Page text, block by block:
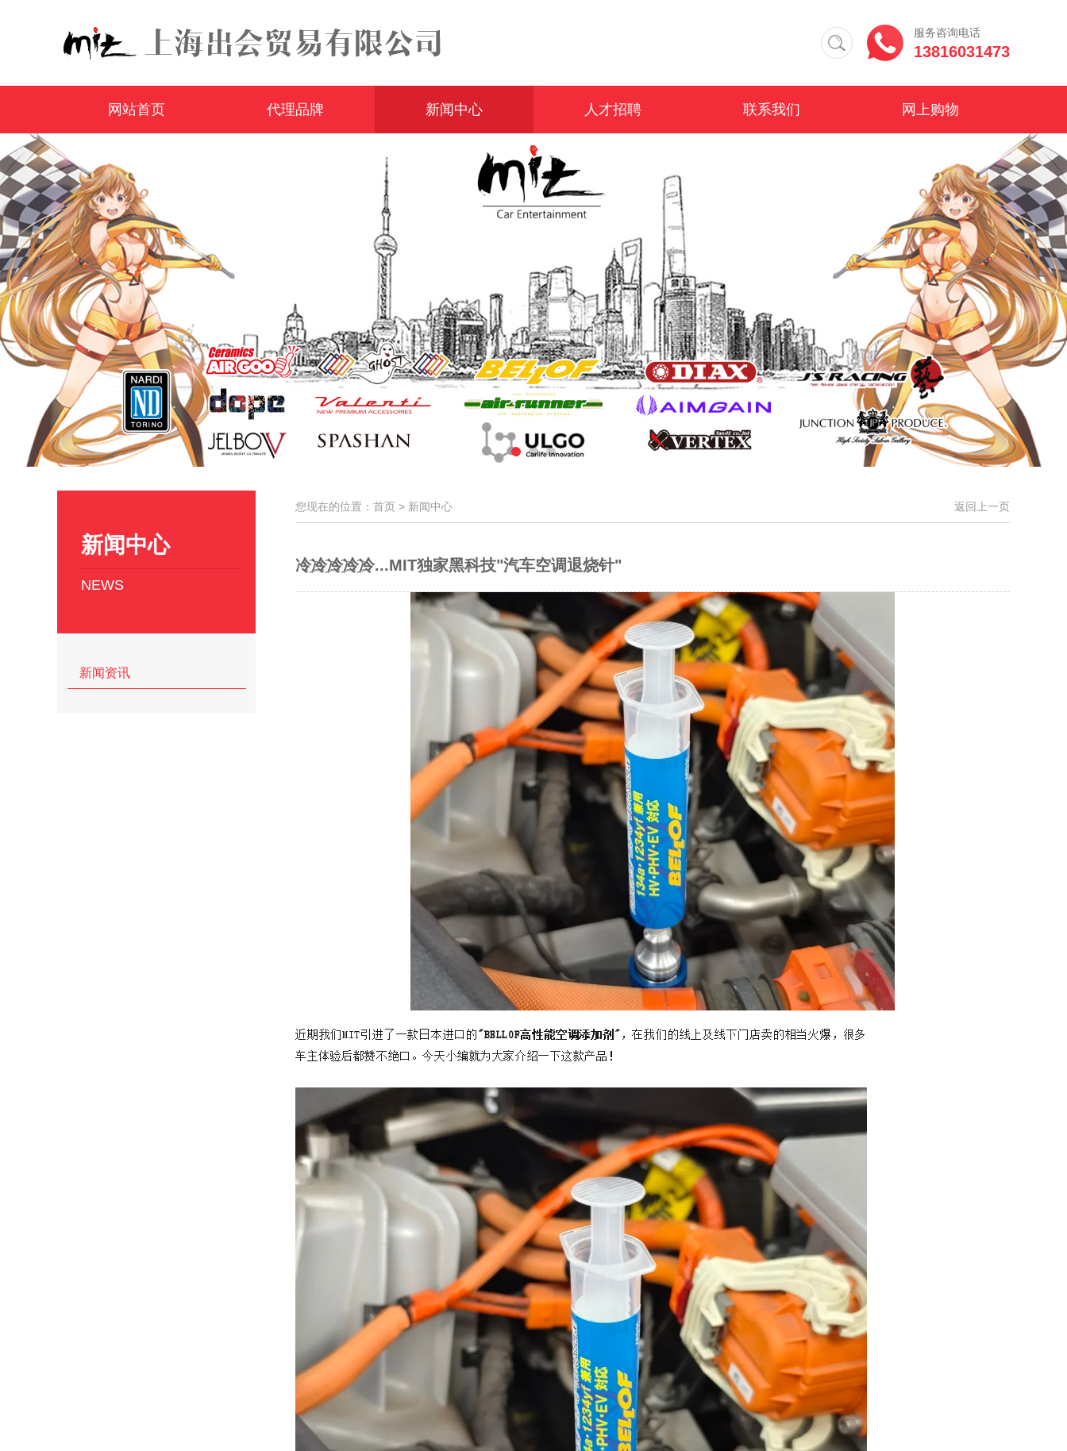
服务咨询电话
13816031473
网站首页 代理品牌 新闻中心 人才招聘 联系我们 网上购物
新闻中心
NEWS
新闻资讯
您现在的位置：首页 > 新闻中心 返回上一页
冷҈冷҈冷҈冷҈冷...MIT独家黑科技"汽车空调退烧针"